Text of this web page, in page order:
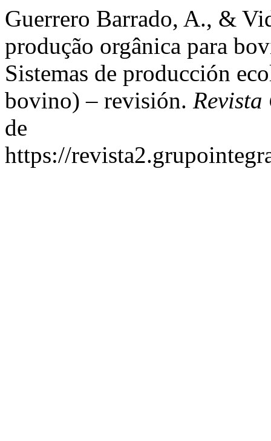
Guerrero Barrado, A., &
produção orgânica para
Sistemas de producción
bovino) – revisión.
de
https://